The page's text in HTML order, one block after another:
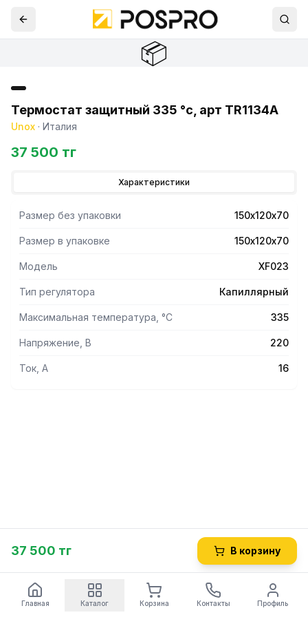
📦
Термостат защитный 335 °c, арт TR1134A
Unox · Италия
37 500 тг
Характеристики
Размер без упаковки 150х120х70
Размер в упаковке 150х120х70
Модель XF023
Тип регулятора Капиллярный
Максимальная температура, °С 335
Напряжение, В 220
Ток, А 16
37 500 тг В корзину
Главная Каталог Корзина Контакты Профиль